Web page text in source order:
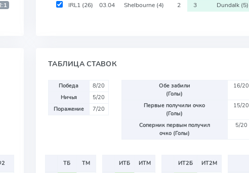
IRL1 (26) 03.04 Shelbourne (4) 2 3 Dundalk (5)
ТАБЛИЦА СТАВОК
Победа
8/20
Ничья
5/20
Поражение
7/20
Обе забили
(Голы)
16/20
Первые получили очко
(Голы)
15/20
Соперник первым получил
очко (Голы)
5/20
ТБ
ТМ
ИТБ
ИТМ
ИТ2Б
ИТ2М